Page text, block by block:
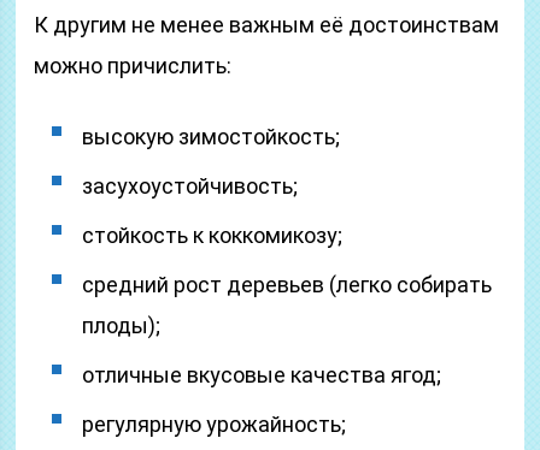
К другим не менее важным её достоинствам
можно причислить:
высокую зимостойкость;
засухоустойчивость;
стойкость к коккомикозу;
средний рост деревьев (легко собирать
плоды);
отличные вкусовые качества ягод;
регулярную урожайность;